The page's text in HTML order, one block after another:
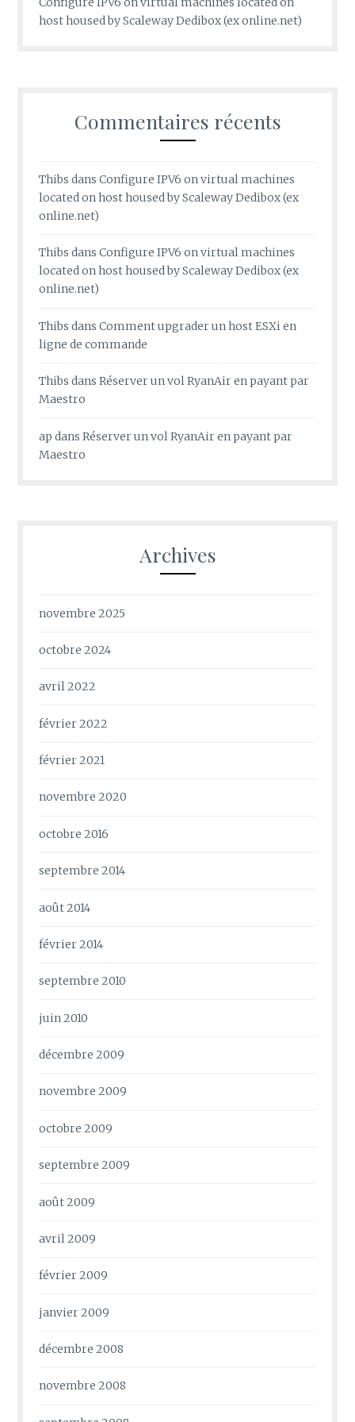
host housed by Scaleway Dedibox (ex online.net)
Commentaires récents
Thibs dansConfigure IPV6 on virtual machines
located on host housed by Scaleway Dedibox (ex
online.net)
Thibs dansConfigure IPV6 on virtual machines
located on host housed by Scaleway Dedibox (ex
online.net)
Thibs dansComment upgrader un host ESXi en
ligne de commande
Thibs dansRéserver un vol RyanAir en payant par
Maestro
ap dansRéserver un vol RyanAir en payant par
Maestro
Archives
novembre 2025
octobre 2024
avril 2022
février 2022
février 2021
novembre 2020
octobre 2016
septembre 2014
août 2014
février 2014
septembre 2010
juin 2010
décembre 2009
novembre 2009
octobre 2009
septembre 2009
août 2009
avril 2009
février 2009
janvier 2009
décembre 2008
novembre 2008